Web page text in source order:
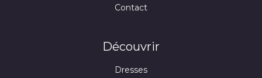
Contact
Découvrir
Dresses